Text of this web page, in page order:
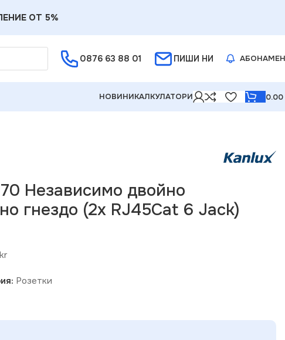
ОТ 5%
0876 63 88 01 ПИШИ НИ
НОВИНИКАЛКУЛАТОРИ 0.00
Независимо двойно
гнездо (2x RJ45Cat 6 Jack)
Розетки